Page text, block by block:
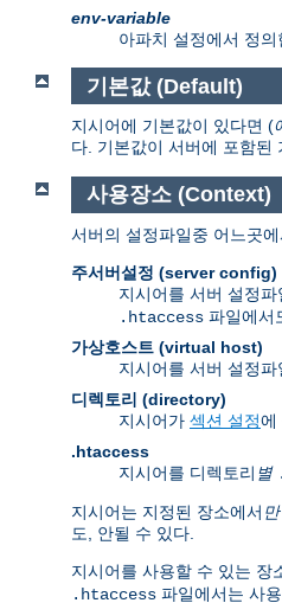
env-variable
아파치 설정에서 정의
기본값 (Default)
지시어에 기본값이 있다면 (
다. 기본값이 서버에 포함된
사용장소 (Context)
서버의 설정파일중 어느곳
주서버설정 (server config)
지시어를 서버 설정
.htaccess 파일에서
가상호스트 (virtual host)
지시어를 서버 설정파
디렉토리 (directory)
지시어가 섹션 설정에
.htaccess
지시어를 디렉토리 별
지시어는 지정된 장소에서 만
도, 안될 수 있다.
지시어를 사용할 수 있는 장
.htaccess 파일에서는 사